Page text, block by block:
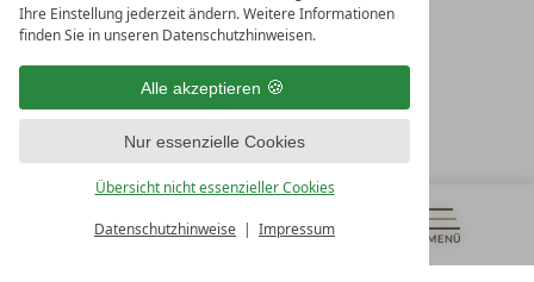
Ihre Einstellung jederzeit ändern. Weitere Informationen
finden Sie in unseren Datenschutzhinweisen.
Alle akzeptieren
Nur essenzielle Cookies
Übersicht nicht essenzieller Cookies
Datenschutzhinweise Impressum
MENÜ
GUTSCHEINE & MEHR ALLE RESORTS
10. Oktober Str. 17/Top 1
Österreich
T +43 4242 22077
UNSERE ÖFFNUNGSZEITEN